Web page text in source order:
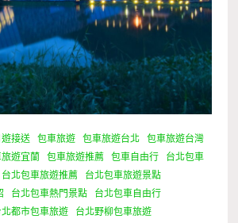
接送 包車旅遊 包車旅遊台北
包車旅遊台灣
遊宜蘭 包車旅遊推薦 包車自由行
台北包車
台北包車旅遊推薦
台北包車旅遊景點
台北包車熱門景點
台北包車自由行
北都市包車旅遊
台北野柳包車旅遊